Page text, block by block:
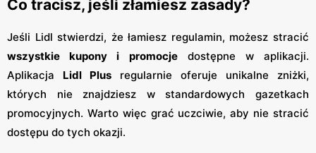
Co tracisz, jeśli złamiesz zasady?
Jeśli Lidl stwierdzi, że łamiesz regulamin, możesz stracić
wszystkie kupony i promocjedostępne w aplikacji.
Aplikacja Lidl Plus regularnie oferuje unikalne zniżki,
których nie znajdziesz w standardowych gazetkach
promocyjnych. Warto więc grać uczciwie, aby nie stracić
dostępu do tych okazji.